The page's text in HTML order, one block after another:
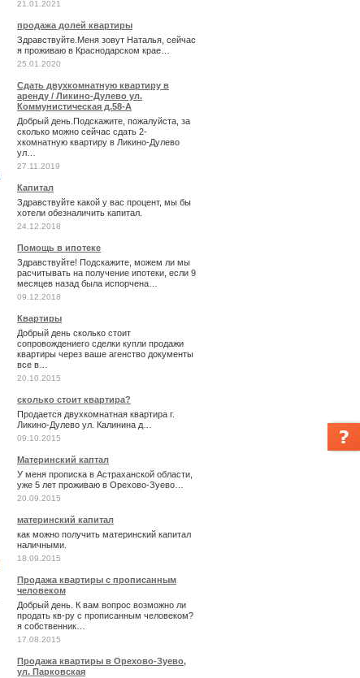
21.01.2021
продажа долей квартиры
Здравствуйте.Меня зовут Наталья, сейчас
я проживаю в Краснодарском крае…
25.01.2020
Сдать двухкомнатную квартиру в
аренду / Ликино-Дулево ул.
Коммунистическая д.58-А
Добрый день.Подскажите, пожалуйста, за
сколько можно сейчас сдать 2-
хкомнатную квартиру в Ликино-Дулево
ул…
27.11.2019
Капитал
Здравствуйте какой у вас процент, мы бы
хотели обезналичить капитал.
24.12.2018
Помощь в ипотеке
Здравствуйте! Подскажите, можем ли мы
расчитывать на получение ипотеки, если 9
месяцев назад была испорчена…
09.12.2018
Квартиры
Добрый день сколько стоит
сопровождениего сделки купли продажи
квартиры через ваше агенство документы
все в…
20.10.2015
сколько стоит квартира?
Продается двухкомнатная квартира г.
Ликино-Дулево ул. Калинина д…
09.10.2015
Материнский каптал
У меня прописка в Астраханской области,
уже 5 лет проживаю в Орехово-Зуево…
20.09.2015
материнский капитал
как можно получить материнский капитал
наличными.
18.09.2015
Продажа квартиры с прописанным
человеком
Добрый день. К вам вопрос возможно ли
продать кв-ру с прописанным человеком?
я собственник…
17.08.2015
Продажа квартиры в Орехово-Зуево,
ул. Парковская